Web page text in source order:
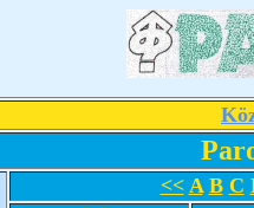
<< A B C